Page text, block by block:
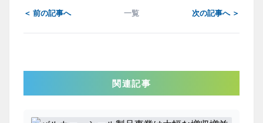
＜ 前の記事へ 一覧 次の記事へ ＞
関連記事